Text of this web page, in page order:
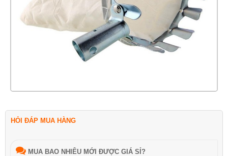
HỎI ĐÁP MUA HÀNG
MUA BAO NHIÊU MỚI ĐƯỢC GIÁ SỈ?